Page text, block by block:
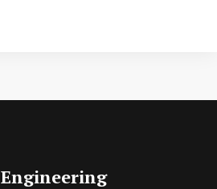
Engineering